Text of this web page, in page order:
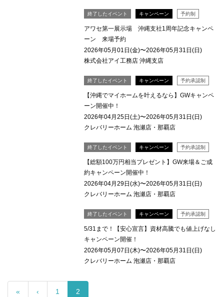
終了したイベント キャンペーン 予約制
アワセ第一展示場 沖縄支社1周年記念キャンペ
ーン 来場予約
2026年05月01日(金)〜2026年05月31日(日)
株式会社アイ工務店 沖縄支店
終了したイベント キャンペーン 予約承認制
【沖縄でマイホームを叶えるなら】GWキャンペ
ーン開催中！
2026年04月25日(土)〜2026年05月31日(日)
クレバリーホーム 泡瀬店・那覇店
終了したイベント キャンペーン 予約承認制
【総額100万円相当プレゼント】GW来場＆ご成
約キャンペーン開催中！
2026年04月29日(水)〜2026年05月31日(日)
クレバリーホーム 泡瀬店・那覇店
終了したイベント キャンペーン 予約承認制
5/31まで！【安心宣言】資材高騰でも値上げなし
キャンペーン開催！
2026年05月07日(木)〜2026年05月31日(日)
クレバリーホーム 泡瀬店・那覇店
« ‹ 1 2